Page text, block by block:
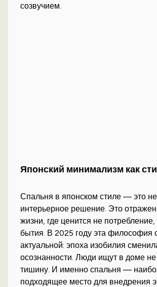
созвучием.
Японский минимализм как
Спальня в японском стиле — это
интерьерное решение. Это
жизни, где ценится не потребление,
бытия. В 2025 году эта философия
актуальной: эпоха изобилия
осознанности. Люди ищут в доме не
тишину. И именно спальня —
подходящее место для внедрения